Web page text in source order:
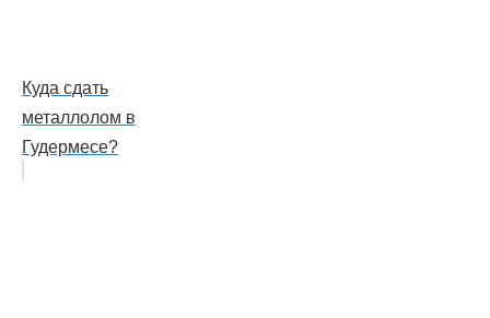
Куда сдать
металлолом в
Гудермесе?